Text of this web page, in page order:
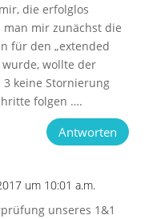
die erfolglos
mir zunächst die
für den „extended
wollte der
keine Stornierung
folgen ….
Antworten
um 10:01 a.m.
unseres 1&1